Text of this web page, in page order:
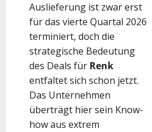
Auslieferung ist zwar erst
für das vierte Quartal 2026
terminiert, doch die
strategische Bedeutung
des Deals für Renk
entfaltet sich schon jetzt.
Das Unternehmen
überträgt hier sein Know-
how aus extrem